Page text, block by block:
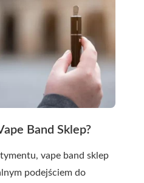
Band Sklep?
vape band sklep
podejściem do